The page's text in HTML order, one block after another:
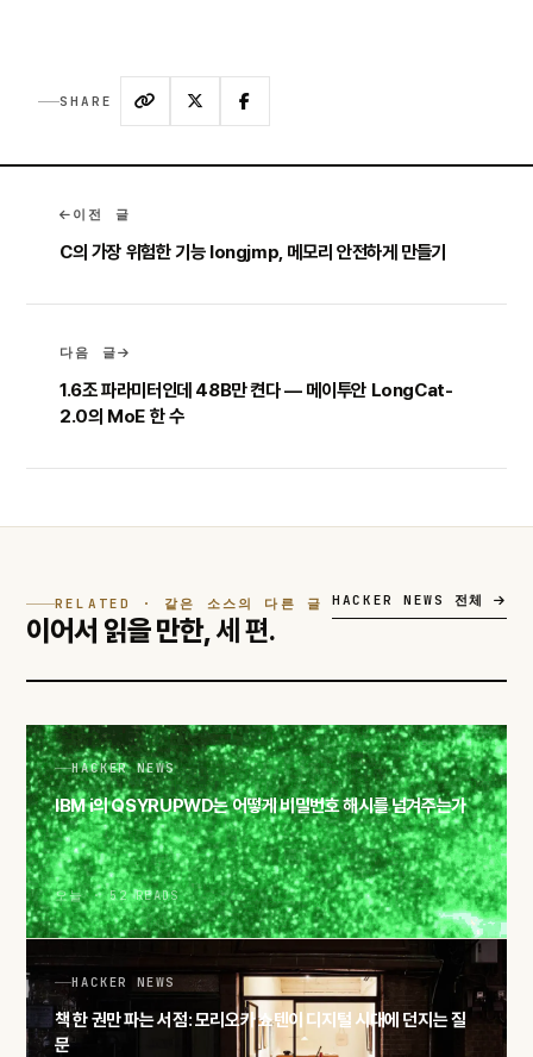
SHARE
이전 글
C의 가장 위험한 기능 longjmp, 메모리 안전하게 만들기
다음 글
1.6조 파라미터인데 48B만 켠다 — 메이투안 LongCat-
2.0의 MoE 한 수
RELATED · 같은 소스의 다른 글
이어서 읽을 만한,세 편.
HACKER NEWS 전체
HACKER NEWS
IBM i의 QSYRUPWD는 어떻게 비밀번호 해시를 넘겨주는가
오늘 · 52 READS
HACKER NEWS
책 한 권만 파는 서점: 모리오카 쇼텐이 디지털 시대에 던지는 질
문